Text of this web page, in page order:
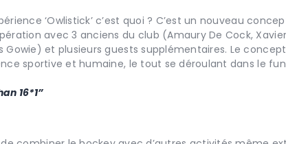
‘Owlistick’ c’est quoi ? C’est un nouveau
avec 3 anciens du club (Amaury De Cock,
Gowie) et plusieurs guests supplémentaires. Le
sportive et humaine, le tout se déroulant dans le
16*1”